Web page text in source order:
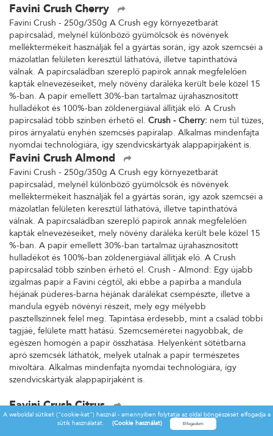
Favini Crush Cherry
Favini Crush - 250g/350g A Crush egy környezetbarát
papírcsalád, melynél különböző gyümölcsök és növények
melléktermékeit használják fel a gyártás során, így azok szemcséi a
mázolatlan felületen keresztül láthatóvá, illetve tapinthatóvá
válnak. A papírcsaládban szereplő papírok annak megfelelően
kapták elnevezéseiket, mely növény daráléka került bele közel 15
%-ban. A papír emellett 30%-ban tartalmaz újrahasznosított
hulladékot és 100%-ban zöldenergiával állítják elő. A Crush
papírcsalád több színben érhető el. Crush - Cherry: nem túl tüzes,
piros árnyalatú enyhén szemcsés papíralap. Alkalmas mindenfajta
nyomdai technológiára, így szendvicskártyák alappapírjaként is.
Favini Crush Almond
Favini Crush - 250g/350g A Crush egy környezetbarát
papírcsalád, melynél különböző gyümölcsök és növények
melléktermékeit használják fel a gyártás során, így azok szemcséi a
mázolatlan felületen keresztül láthatóvá, illetve tapinthatóvá
válnak. A papírcsaládban szereplő papírok annak megfelelően
kapták elnevezéseiket, mely növény daráléka került bele közel 15
%-ban. A papír emellett 30%-ban tartalmaz újrahasznosított
hulladékot és 100%-ban zöldenergiával állítják elő. A Crush
papírcsalád több színben érhető el. Crush - Almond: Egy újabb
izgalmas papír a Favini cégtől, aki ebbe a papírba a mandula
héjának púderes-barna héjának darálékat csempészte, illetve a
mandula egyéb növényi részeit, mely egy mélyebb
pasztellszínnek felel meg. Tapintása érdesebb, mint a család többi
tagjáé, felülete matt hatású. Szemcseméretei nagyobbak, de
egészen homogén a papír összhatása. Helyenként sötétbarna
apró szemcsék láthatók, melyek utalnak a papír természetes
mivoltára. Alkalmas mindenfajta nyomdai technológiára, így
szendvicskártyák alappapírjaként is.
Favini Crush Citrus
Favini Crush - 250g/350g A Crush egy környezetbarát
papírcsalád, melynél különböző gyümölcsök és növények
A weboldal sütiket ("cookie-kat") használ - amennyiben folytatja az oldal böngészését elfogadja a
sütik használatát.
(Cookie használat)